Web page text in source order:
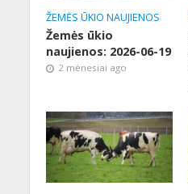
ŽEMĖS ŪKIO NAUJIENOS
Žemės ūkio
naujienos: 2026-06-19
2 mėnesiai ago